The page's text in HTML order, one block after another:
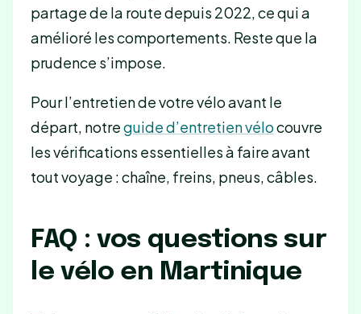
partage de la route depuis 2022, ce qui a
amélioré les comportements. Reste que la
prudence s’impose.
Pour l’entretien de votre vélo avant le
départ, notreguide d’entretien vélocouvre
les vérifications essentielles à faire avant
tout voyage : chaîne, freins, pneus, câbles.
FAQ : vos questions sur
le vélo en Martinique